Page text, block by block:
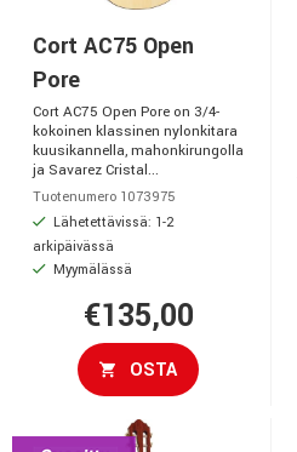
Cort AC75 Open
Pore
Cort AC75 Open Pore on 3/4-
kokoinen klassinen nylonkitara
kuusikannella, mahonkirungolla
ja Savarez Cristal...
Tuotenumero 1073975
Lähetettävissä: 1-2
arkipäivässä
Myymälässä
€135,00
OSTA